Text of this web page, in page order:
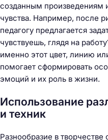
созданным произведениям
чувства. Например, после
педагогу предлагается
чувствуешь, глядя на
именно этот цвет, линию
помогает сформировать
эмоций и их роль в жизни.
Использование
и техник
Разнообразие в творчестве